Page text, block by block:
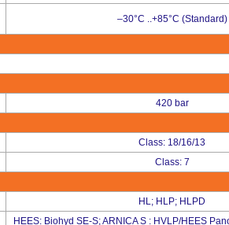
–30°C ..+85°C (Standard)
420 bar
Class: 18/16/13
Class: 7
HL; HLP; HLPD
HEES: Biohyd SE-S; ARNICA S : HVLP/HEES